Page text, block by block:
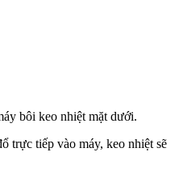
bôi keo nhiệt mặt dưới.
trực tiếp vào máy, keo nhiệt sẽ